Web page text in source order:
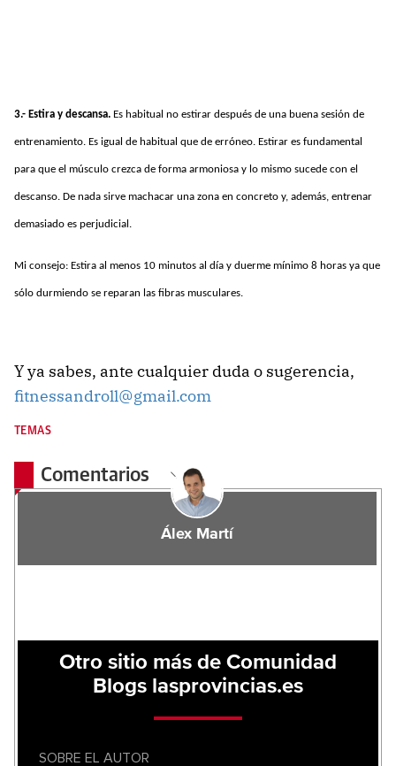
3.- Estira y descansa. Es habitual no estirar después de una buena sesión de
entrenamiento. Es igual de habitual que de erróneo. Estirar es fundamental
para que el músculo crezca de forma armoniosa y lo mismo sucede con el
descanso. De nada sirve machacar una zona en concreto y, además, entrenar
demasiado es perjudicial.
Mi consejo: Estira al menos 10 minutos al día y duerme mínimo 8 horas ya que
sólo durmiendo se reparan las fibras musculares.
Y ya sabes, ante cualquier duda o sugerencia,
fitnessandroll@gmail.com
TEMAS
Comentarios
Álex Martí
Otro sitio más de Comunidad
Blogs lasprovincias.es
SOBRE EL AUTOR